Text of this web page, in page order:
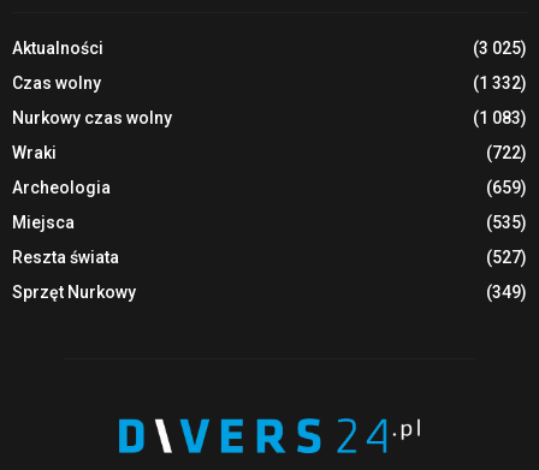
Aktualności
(3 025)
Czas wolny
(1 332)
Nurkowy czas wolny
(1 083)
Wraki
(722)
Archeologia
(659)
Miejsca
(535)
Reszta świata
(527)
Sprzęt Nurkowy
(349)